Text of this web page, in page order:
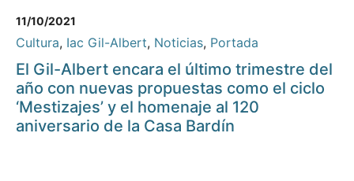
11/10/2021
Cultura, Iac Gil-Albert, Noticias, Portada
El Gil-Albert encara el último trimestre del
año con nuevas propuestas como el ciclo
‘Mestizajes’ y el homenaje al 120
aniversario de la Casa Bardín